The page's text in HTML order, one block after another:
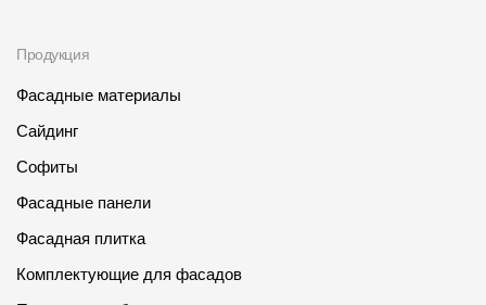
Продукция
Фасадные материалы
Сайдинг
Софиты
Фасадные панели
Фасадная плитка
Комплектующие для фасадов